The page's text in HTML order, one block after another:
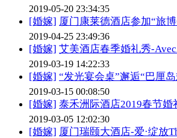
2019-05-20 23:34:35
[婚嫁] 厦门康莱德酒店参加“旅
2019-04-25 23:49:36
[婚嫁] 艾美酒店春季婚礼秀-
2019-03-19 14:22:33
[婚嫁] “发光宴会桌”邂逅“巴厘
2019-03-15 00:08:50
[婚嫁] 泰禾洲际酒店2019春节婚
2019-03-05 12:02:30
[婚嫁] 厦门瑞颐大酒店-爱·绽放